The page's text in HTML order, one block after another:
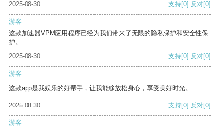
2025-08-30 支持[0] 反对[0]
游客
这款加速器VPM应用程序已经为我们带来了无限的隐私保护和安全性保
护。
2025-08-30
支持[0] 反对[0]
游客
这款app是我娱乐的好帮手，让我能够放松身心，享受美好时光。
2025-08-30 支持[0] 反对[0]
游客